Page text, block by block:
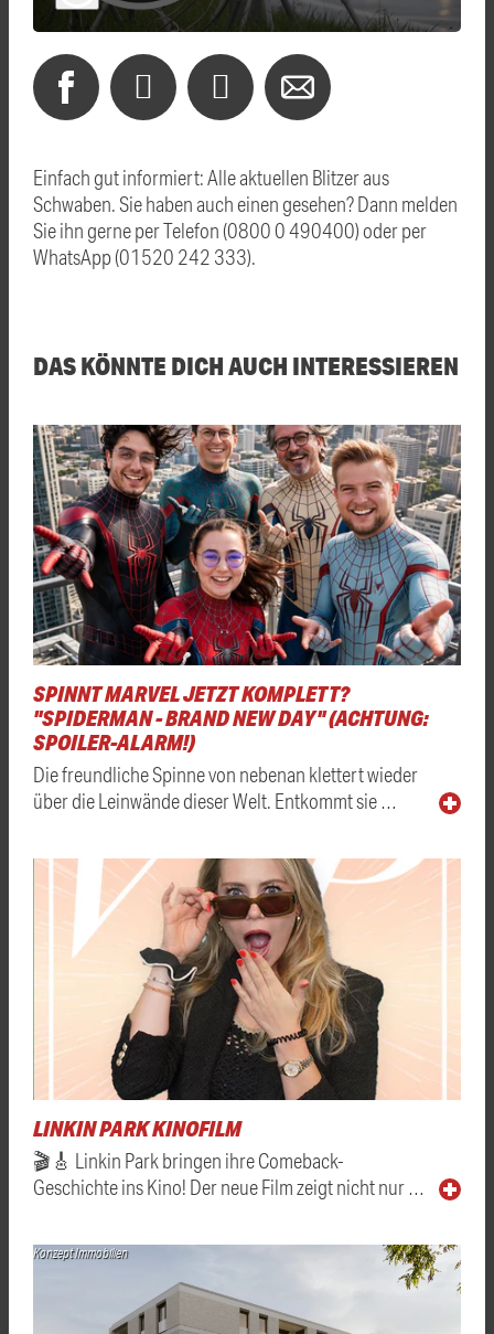
Einfach gut informiert: Alle aktuellen Blitzer aus
Schwaben. Sie haben auch einen gesehen? Dann melden
Sie ihn gerne per Telefon (0800 0 490400) oder per
WhatsApp (01520 242 333).
DAS KÖNNTE DICH AUCH INTERESSIEREN
SPINNT MARVEL JETZT KOMPLETT?
"SPIDERMAN - BRAND NEW DAY" (ACHTUNG:
SPOILER-ALARM!)
Die freundliche Spinne von nebenan klettert wieder
über die Leinwände dieser Welt. Entkommt sie …
LINKIN PARK KINOFILM
🎬🎸 Linkin Park bringen ihre Comeback-
Geschichte ins Kino! Der neue Film zeigt nicht nur …
Konzept Immobilien